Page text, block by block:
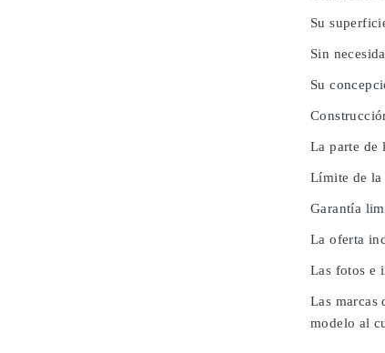
Su
Sin
Su
La parte de
Límite de la
Garantía
La oferta
Las fotos e
Las marcas
modelo al